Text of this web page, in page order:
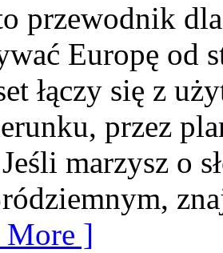
przewodnik
Europę od
łączy się z
przez
marzysz o
More ]